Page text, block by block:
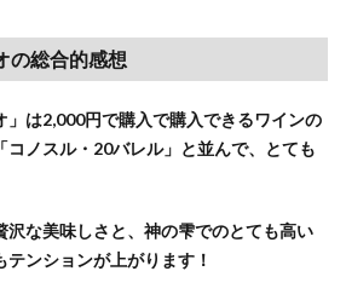
の総合的感想
」は2,000円で購入で購入できるワインの
コノスル・20バレル」と並んで、とても
沢な美味しさと、神の雫でのとても高い
ンションが上がります！